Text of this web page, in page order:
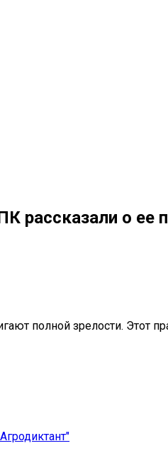
рассказали о ее
полной зрелости. Этот